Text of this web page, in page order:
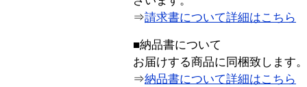
⇒請求書について詳細はこちら
■納品書について
お届けする商品に同梱致します。
⇒納品書について詳細はこちら